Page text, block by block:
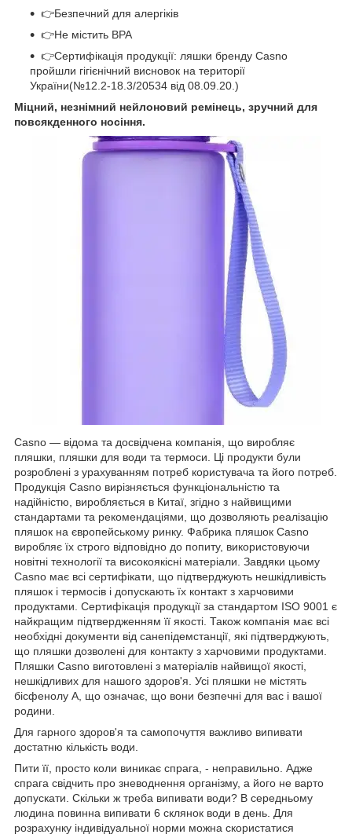
👉Безпечний для алергіків
👉Не містить BPA
👉Сертифікація продукції: ляшки бренду Casno
пройшли гігієнічний висновок на території
України(№12.2-18.3/20534 від 08.09.20.)
Міцний, незнімний нейлоновий ремінець, зручний для
повсякденного носіння.
Casno — відома та досвідчена компанія, що виробляє
пляшки, пляшки для води та термоси. Ці продукти були
розроблені з урахуванням потреб користувача та його потреб.
Продукція Casno вирізняється функціональністю та
надійністю, виробляється в Китаї, згідно з найвищими
стандартами та рекомендаціями, що дозволяють реалізацію
пляшок на європейському ринку. Фабрика пляшок Casno
виробляє їх строго відповідно до попиту, використовуючи
новітні технології та високоякісні матеріали. Завдяки цьому
Casno має всі сертифікати, що підтверджують нешкідливість
пляшок і термосів і допускають їх контакт з харчовими
продуктами. Сертифікація продукції за стандартом ISO 9001 є
найкращим підтвердженням її якості. Також компанія має всі
необхідні документи від санепідемстанції, які підтверджують,
що пляшки дозволені для контакту з харчовими продуктами.
Пляшки Casno виготовлені з матеріалів найвищої якості,
нешкідливих для нашого здоров'я. Усі пляшки не містять
бісфенолу А, що означає, що вони безпечні для вас і вашої
родини.
Для гарного здоров'я та самопочуття важливо випивати
достатню кількість води.
Пити її, просто коли виникає спрага, - неправильно. Адже
спрага свідчить про зневоднення організму, а його не варто
допускати. Скільки ж треба випивати води? В середньому
людина повинна випивати 6 склянок води в день. Для
розрахунку індивідуальної норми можна скористатися